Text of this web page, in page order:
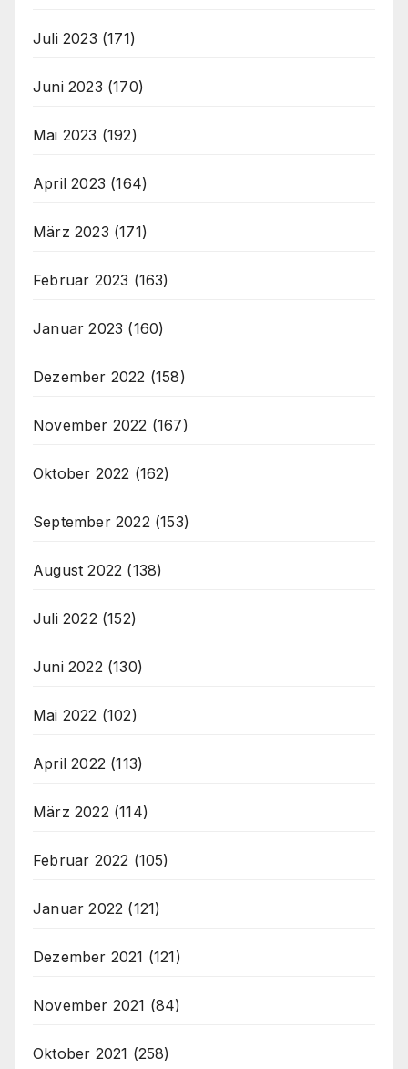
Juli 2023 (171)
Juni 2023 (170)
Mai 2023 (192)
April 2023 (164)
März 2023 (171)
Februar 2023 (163)
Januar 2023 (160)
Dezember 2022 (158)
November 2022 (167)
Oktober 2022 (162)
September 2022 (153)
August 2022 (138)
Juli 2022 (152)
Juni 2022 (130)
Mai 2022 (102)
April 2022 (113)
März 2022 (114)
Februar 2022 (105)
Januar 2022 (121)
Dezember 2021 (121)
November 2021 (84)
Oktober 2021 (258)